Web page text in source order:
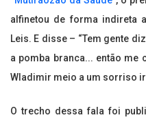
alfinetou de forma indireta
Leis. E disse – “Tem gente
a pomba branca... então me
Wladimir meio a um sorriso
O trecho dessa fala foi